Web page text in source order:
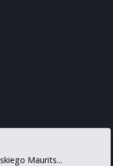
Maurits...